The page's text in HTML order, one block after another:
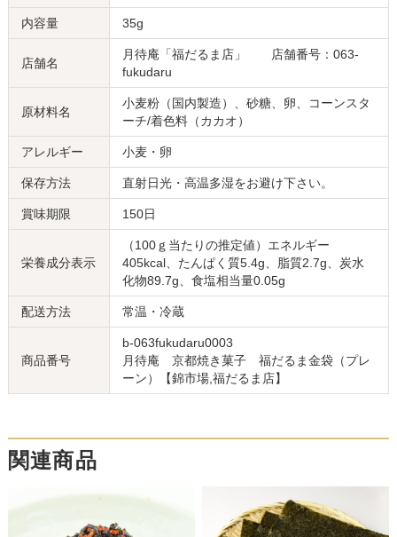
内容量 35g
店舗名
月待庵「福だるま店」 店舗番号：063-
fukudaru
原材料名
小麦粉（国内製造）、砂糖、卵、コーンスタ
ーチ/着色料（カカオ）
アレルギー 小麦・卵
保存方法 直射日光・高温多湿をお避け下さい。
賞味期限 150日
栄養成分表示
（100ｇ当たりの推定値）エネルギー
405kcal、たんぱく質5.4g、脂質2.7g、炭水
化物89.7g、食塩相当量0.05g
配送方法 常温・冷蔵
商品番号
b-063fukudaru0003
月待庵 京都焼き菓子 福だるま金袋（プレ
ーン）【錦市場,福だるま店】
関連商品